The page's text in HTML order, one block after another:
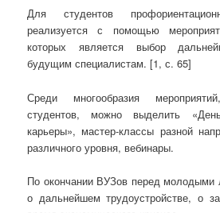
Для студентов
реализуется с помощью
которых является выбор
будущим специалистам. [1, с. 65]
Среди многообразия
студентов, можно выделить
карьеры», мастер-классы разной
различного уровня, вебинары.
По окончании ВУЗов перед молодыми
о дальнейшем трудоустройстве, о